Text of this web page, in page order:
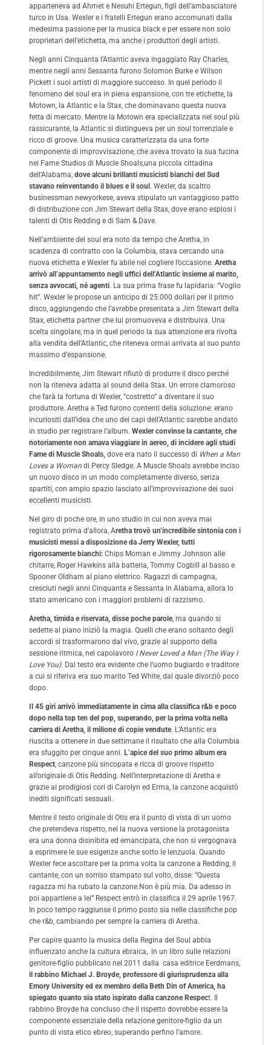
apparteneva ad Ahmet e Nesuhi Ertegun, figli dell’ambasciatore
turco in Usa. Wexler e i fratelli Ertegun erano accomunati dalla
medesima passione per la musica black e per essere non solo
proprietari dell’etichetta, ma anche i produttori degli artisti.
Negli anni Cinquanta l’Atlantic aveva ingaggiato Ray Charles,
mentre negli anni Sessanta furono Solomon Burke e Wilson
Pickett i suoi artisti di maggiore successo. In quel periodo il
fenomeno del soul era in piena espansione, con tre etichette, la
Motown, la Atlantic e la Stax, che dominavano questa nuova
fetta di mercato. Mentre la Motown era specializzata nel soul più
rassicurante, la Atlantic si distingueva per un soul torrenziale e
ricco di groove. Una musica caratterizzata da una forte
componente di improvvisazione, che aveva trovato la sua fucina
nei Fame Studios di Muscle Shoals,una piccola cittadina
dell’Alabama, dove alcuni brillanti musicisti bianchi del Sud
stavano reinventando il blues e il soul . Wexler, da scaltro
businessman newyorkese, aveva stipulato un vantaggioso patto
di distribuzione con Jim Stewart della Stax, dove erano esplosi i
talenti di Otis Redding e di Sam & Dave.
Nell’ambiente del soul era noto da tempo che Aretha, in
scadenza di contratto con la Columbia, stava cercando una
nuova etichetta e Wexler fu abile nel cogliere l’occasione. Aretha
arrivò all’appuntamento negli uffici dell’Atlantic insieme al marito,
senza avvocati, né agenti. La sua prima frase fu lapidaria: “Voglio
hit”. Wexler le propose un anticipo di 25.000 dollari per il primo
disco, aggiungendo che l’avrebbe presentata a Jim Stewart della
Stax, etichetta partner che lui promuoveva e distribuiva. Una
scelta singolare, ma in quel periodo la sua attenzione era rivolta
alla vendita dell’Atlantic, che riteneva ormai arrivata al suo punto
massimo d’espansione.
Incredibilmente, Jim Stewart rifiutò di produrre il disco perché
non la riteneva adatta al sound della Stax. Un errore clamoroso
che farà la fortuna di Wexler, “costretto” a diventare il suo
produttore. Aretha e Ted furono contenti della soluzione: erano
incuriositi dall’idea che uno dei capi dell’Atlantic sarebbe andato
in studio per registrare l’album. Wexler convinse la cantante, che
notoriamente non amava viaggiare in aereo, di incidere agli studi
Fame di Muscle Shoals, dove era nato il successo di When a Man
Loves a Woman di Percy Sledge. A Muscle Shoals avrebbe inciso
un nuovo disco in un modo completamente diverso, senza
spartiti, con ampio spazio lasciato all’improvvisazione dei suoi
eccellenti musicisti.
Nel giro di poche ore, in uno studio in cui non aveva mai
registrato prima d’allora, Aretha trovò un’incredibile sintonia con i
musicisti messi a disposizione da Jerry Wexler, tutti
rigorosamente bianchi: Chips Moman e Jimmy Johnson alle
chitarre, Roger Hawkins alla batteria, Tommy Cogbill al basso e
Spooner Oldham al piano elettrico. Ragazzi di campagna,
cresciuti negli anni Cinquanta e Sessanta in Alabama, allora lo
stato americano con i maggiori problemi di razzismo.
Aretha, timida e riservata, disse poche parole, ma quando si
sedette al piano iniziò la magia. Quelli che erano soltanto degli
accordi si trasformarono dal vivo, grazie al supporto della
sessione ritmica, nel capolavoro I Never Loved a Man (The Way I
Love You). Dal testo era evidente che l’uomo bugiardo e traditore
a cui si riferiva era suo marito Ted White, dal quale divorziò poco
dopo.
Il 45 giri arrivò immediatamente in cima alla classifica r&b e poco
dopo nella top ten del pop, superando, per la prima volta nella
carriera di Aretha, il milione di copie vendute. L’Atlantic era
riuscita a ottenere in due settimane il risultato che alla Columbia
era sfuggito per cinque anni. L’apice del suo primo album era
Respect, canzone più sincopata e ricca di groove rispetto
all’originale di Otis Redding. Nell’interpretazione di Aretha e
grazie ai prodigiosi cori di Carolyn ed Erma, la canzone acquistò
inediti significati sessuali.
Mentre il testo originale di Otis era il punto di vista di un uomo
che pretendeva rispetto, nel la nuova versione la protagonista
era una donna disinibita ed emancipata, che non si vergognava
a esprimere le sue esigenze anche sotto le lenzuola. Quando
Wexler fece ascoltare per la prima volta la canzone a Redding, il
cantante, con un sorriso stampato sul volto, disse: “Questa
ragazza mi ha rubato la canzone.Non è più mia. Da adesso in
poi appartiene a lei” Respect entrò in classifica il 29 aprile 1967.
In poco tempo raggiunse il primo posto sia nelle classifiche pop
che r&b, cambiando per sempre la carriera di Aretha.
Per capire quanto la musica della Regina del Soul abbia
influenzato anche la cultura ebraica, in un libro sulle relazioni
genitore-figlio pubblicato nel 2011 dalla casa editrice Eerdmans,
il rabbino Michael J. Broyde, professore di giurisprudenza alla
Emory University ed ex membro della Beth Din of America, ha
spiegato quanto sia stato ispirato dalla canzone Respect. Il
rabbino Broyde ha concluso che il rispetto dovrebbe essere la
componente essenziale della relazione genitore-figlio da un
punto di vista etico ebreo, superando perfino l’amore.